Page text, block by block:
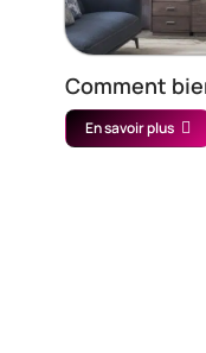
Comment
En savoir plus